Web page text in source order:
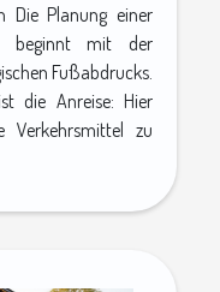
Die Planung einer
beginnt mit der
Fußabdrucks.
die Anreise: Hier
zu